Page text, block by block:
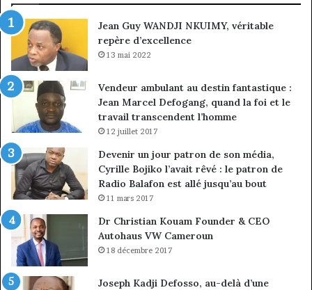
Jean Guy WANDJI NKUIMY, véritable
repère d’excellence
13 mai 2022
Vendeur ambulant au destin fantastique :
Jean Marcel Defogang, quand la foi et le
travail transcendent l’homme
12 juillet 2017
Devenir un jour patron de son média,
Cyrille Bojiko l’avait rêvé : le patron de
Radio Balafon est allé jusqu’au bout
11 mars 2017
Dr Christian Kouam Founder & CEO
Autohaus VW Cameroun
18 décembre 2017
Joseph Kadji Defosso, au-delà d’une